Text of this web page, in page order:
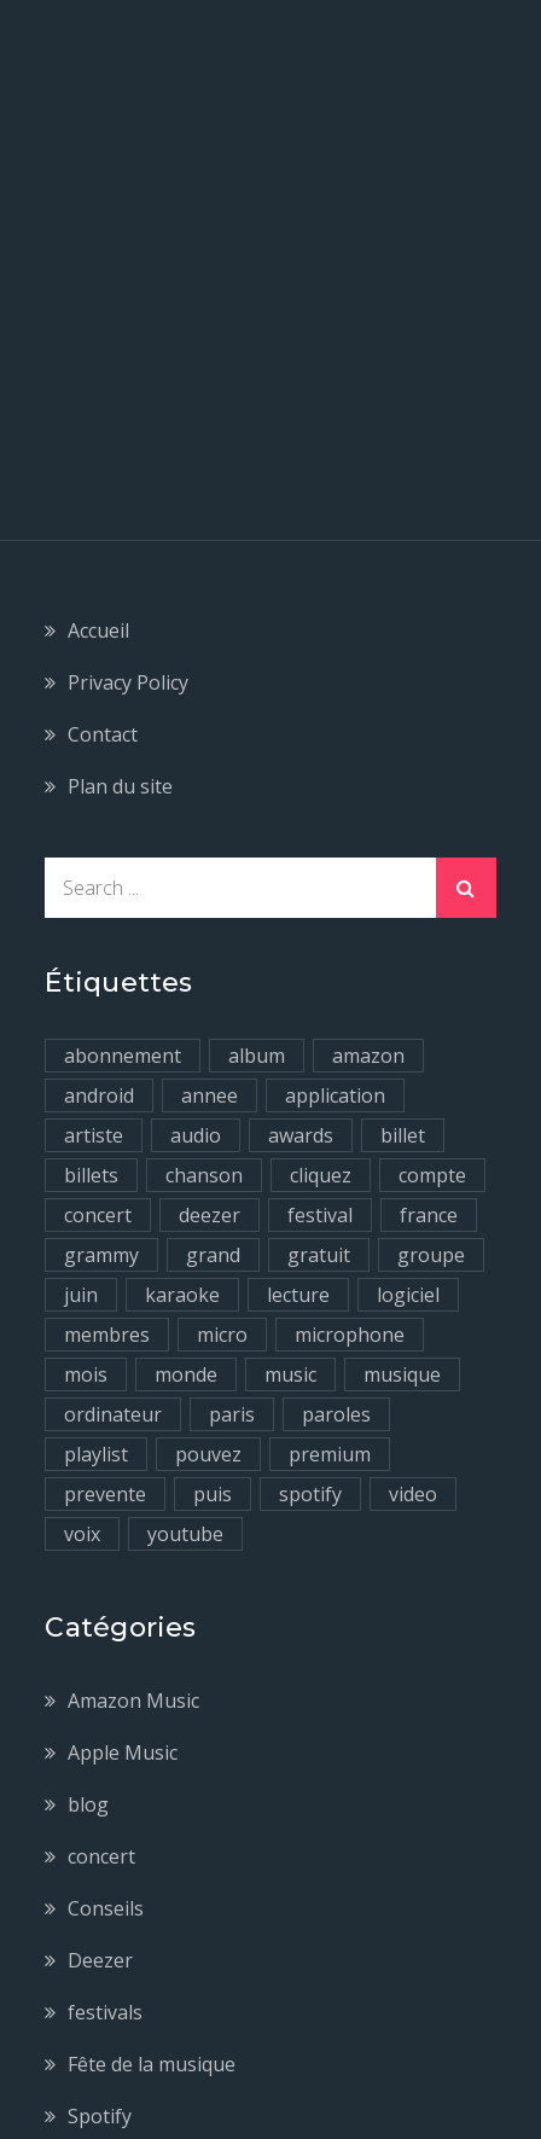
Accueil
Privacy Policy
Contact
Plan du site
r
h
f
o
Étiquettes
abonnement album
amazon
android
annee
application
artiste
audio awards
billet
billets
chanson cliquez
compte
concert
deezer festival
france
grammy
grand gratuit
groupe
juin
karaoke lecture
logiciel
membres
micro
microphone
mois
monde music
musique
ordinateur
paris
paroles
playlist
pouvez
premium
prevente
puis spotify
video
voix
youtube
Catégories
Amazon Music
Apple Music
blog
concert
Conseils
Deezer
festivals
Fête de la musique
Spotify